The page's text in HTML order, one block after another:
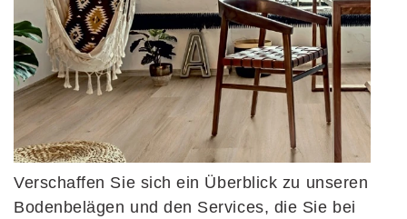
Verschaffen Sie sich ein Überblick zu unseren
Bodenbelägen und den Services, die Sie bei